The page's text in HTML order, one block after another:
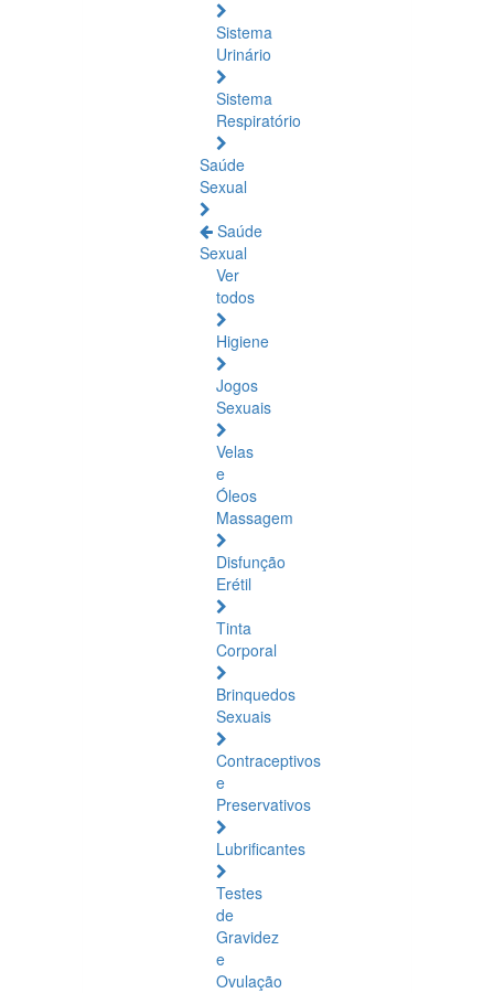
Sistema
Urinário
Sistema
Respiratório
Saúde
Sexual
Saúde
Sexual
Ver
todos
Higiene
Jogos
Sexuais
Velas
e
Óleos
Massagem
Disfunção
Erétil
Tinta
Corporal
Brinquedos
Sexuais
Contraceptivos
e
Preservativos
Lubrificantes
Testes
de
Gravidez
e
Ovulação